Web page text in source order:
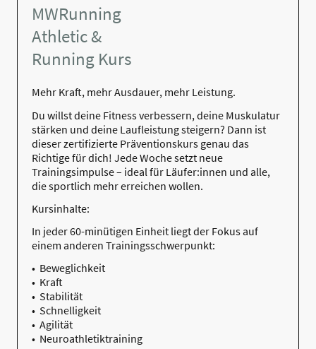
MWRunning
Athletic &
Running Kurs
Mehr Kraft, mehr Ausdauer, mehr Leistung.
Du willst deine Fitness verbessern, deine Muskulatur
stärken und deine Laufleistung steigern? Dann ist
dieser zertifizierte Präventionskurs genau das
Richtige für dich! Jede Woche setzt neue
Trainingsimpulse – ideal für Läufer:innen und alle,
die sportlich mehr erreichen wollen.
Kursinhalte:
In jeder 60-minütigen Einheit liegt der Fokus auf
einem anderen Trainingsschwerpunkt:
• Beweglichkeit
• Kraft
• Stabilität
• Schnelligkeit
• Agilität
• Neuroathletiktraining